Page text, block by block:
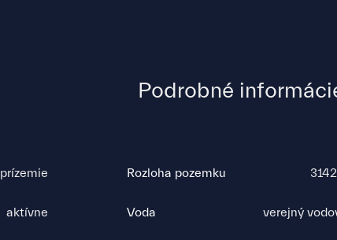
Podrobné
prízemie Rozloha pozemku
aktívne Voda verejný